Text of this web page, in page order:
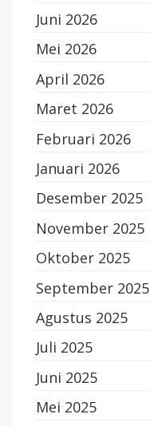
Juni 2026
Mei 2026
April 2026
Maret 2026
Februari 2026
Januari 2026
Desember 2025
November 2025
Oktober 2025
September 2025
Agustus 2025
Juli 2025
Juni 2025
Mei 2025